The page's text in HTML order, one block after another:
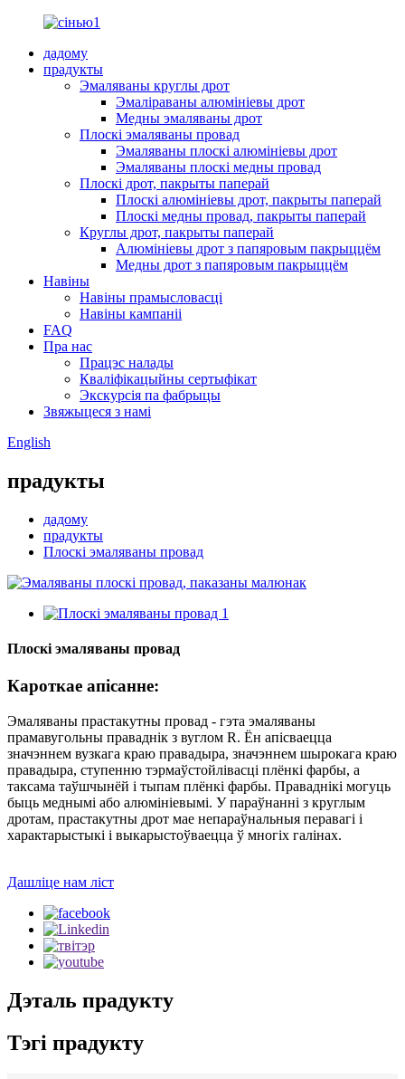
дадому
прадукты
Эмаляваны круглы дрот
Эмаліраваны алюмініевы дрот
Медны эмаляваны дрот
Плоскі эмаляваны провад
Эмаляваны плоскі алюмініевы дрот
Эмаляваны плоскі медны провад
Плоскі дрот, пакрыты паперай
Плоскі алюмініевы дрот, пакрыты паперай
Плоскі медны провад, пакрыты паперай
Круглы дрот, пакрыты паперай
Алюмініевы дрот з папяровым пакрыццём
Медны дрот з папяровым пакрыццём
Навіны
Навіны прамысловасці
Навіны кампаніі
FAQ
Пра нас
Працэс налады
Кваліфікацыйны сертыфікат
Экскурсія па фабрыцы
Звяжыцеся з намі
English
прадукты
дадому
прадукты
Плоскі эмаляваны провад
Плоскі эмаляваны провад
Кароткае апісанне:
Эмаляваны прастакутны провад - гэта эмаляваны
прамавугольны праваднік з вуглом R. Ён апісваецца
значэннем вузкага краю правадыра, значэннем шырокага краю
правадыра, ступенню тэрмаўстойлівасці плёнкі фарбы, а
таксама таўшчынёй і тыпам плёнкі фарбы. Праваднікі могуць
быць меднымі або алюмініевымі. У параўнанні з круглым
дротам, прастакутны дрот мае непараўнальныя перавагі і
характарыстыкі і выкарыстоўваецца ў многіх галінах.
Дашліце нам ліст
Дэталь прадукту
Тэгі прадукту